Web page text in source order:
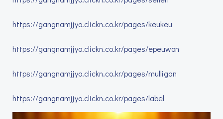
https://gangnamjjyo.clickn.co.kr/pages/keukeu
https://gangnamjjyo.clickn.co.kr/pages/epeuwon
https://gangnamjjyo.clickn.co.kr/pages/mulligan
https://gangnamjjyo.clickn.co.kr/pages/label